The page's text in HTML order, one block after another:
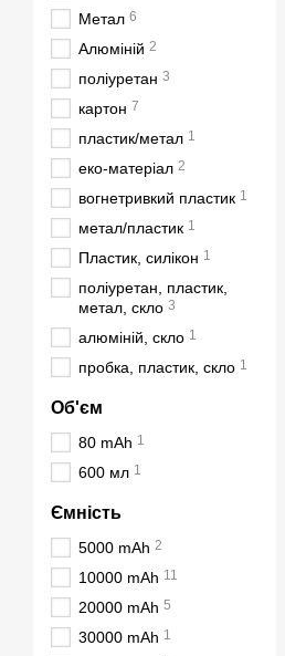
Метал 6
Алюміній 2
поліуретан 3
картон 7
пластик/метал 1
еко-матеріал 2
вогнетривкий пластик 1
метал/пластик 1
Пластик, силікон 1
поліуретан, пластик,
метал, скло 3
алюміній, скло 1
пробка, пластик, скло 1
Об'єм
80 mAh 1
600 мл 1
Ємність
5000 mAh 2
10000 mAh 11
20000 mAh 5
30000 mAh 1